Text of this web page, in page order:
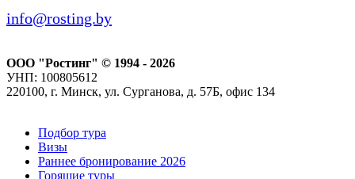
info@rosting.by
ООО "Ростинг" © 1994 - 2026
УНП: 100805612
220100, г. Минск, ул. Сурганова, д. 57Б, офис 134
Подбор тура
Визы
Раннее бронирование 2026
Горящие туры